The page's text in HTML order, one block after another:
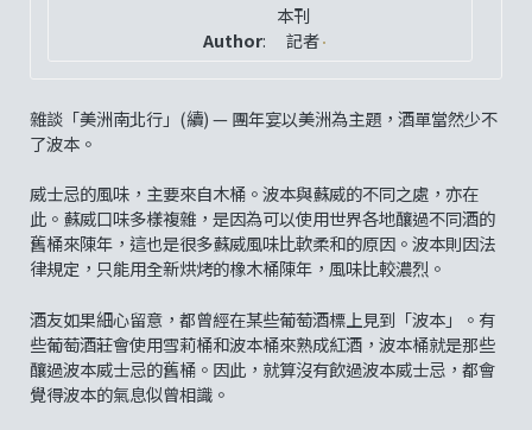
Author:
本刊
記者
雜談「美洲南北行」(續) — 團年宴以美洲為主題，酒單當然少不
了波本。
威士忌的風味，主要來自木桶。波本與蘇威的不同之處，亦在
此。蘇威口味多樣複雜，是因為可以使用世界各地釀過不同酒的
舊桶來陳年，這也是很多蘇威風味比軟柔和的原因。波本則因法
律規定，只能用全新烘烤的橡木桶陳年，風味比較濃烈。
酒友如果細心留意，都曾經在某些葡萄酒標上見到「波本」。有
些葡萄酒莊會使用雪莉桶和波本桶來熟成紅酒，波本桶就是那些
釀過波本威士忌的舊桶。因此，就算沒有飲過波本威士忌，都會
覺得波本的氣息似曾相識。